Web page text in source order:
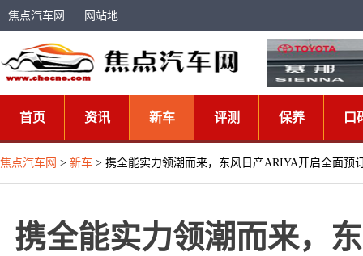
焦点汽车网 网站地
首页 资讯 新车 评测 保养 口
焦点汽车网 > 新车 > 携全能实力领潮而来，东风日产ARIYA开启全面预
携全能实力领潮而来，